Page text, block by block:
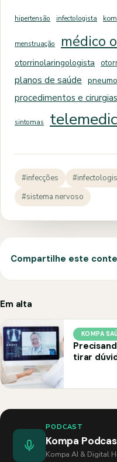
hipertensão infectologista
menstruação médico
otorrinolaringologista
planos de saúde
procedimentos e cirurgias
sintomas
#infecções
#sistema nervoso
Compartilhe este
Em alta
KOMPA
tirar
PODCAST
Kompa
Kompa AI & Digital